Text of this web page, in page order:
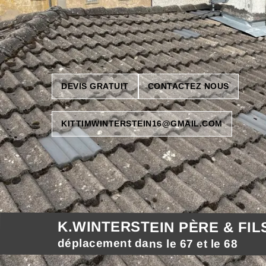
DEVIS GRATUIT CONTACTEZ NOUS
KITTIMWINTERSTEIN16@GMAIL.COM
K.WINTERSTEIN PÈRE &
déplacement dans le 67 et le 68